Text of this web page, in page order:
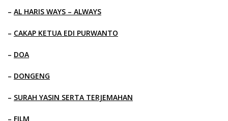
– AL HARIS WAYS – ALWAYS
– CAKAP KETUA EDI PURWANTO
– DOA
– DONGENG
– SURAH YASIN SERTA TERJEMAHAN
– FILM